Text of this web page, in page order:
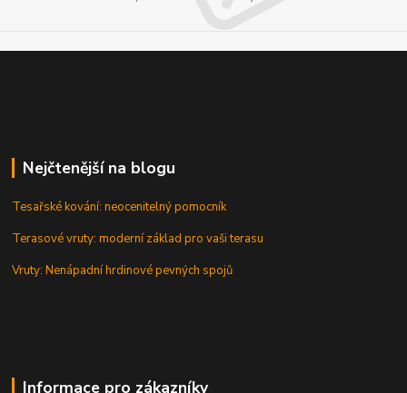
Nejčtenější na blogu
Tesařské kování: neocenitelný pomocník
Terasové vruty: moderní základ pro vaši terasu
Vruty: Nenápadní hrdinové pevných spojů
Informace pro zákazníky